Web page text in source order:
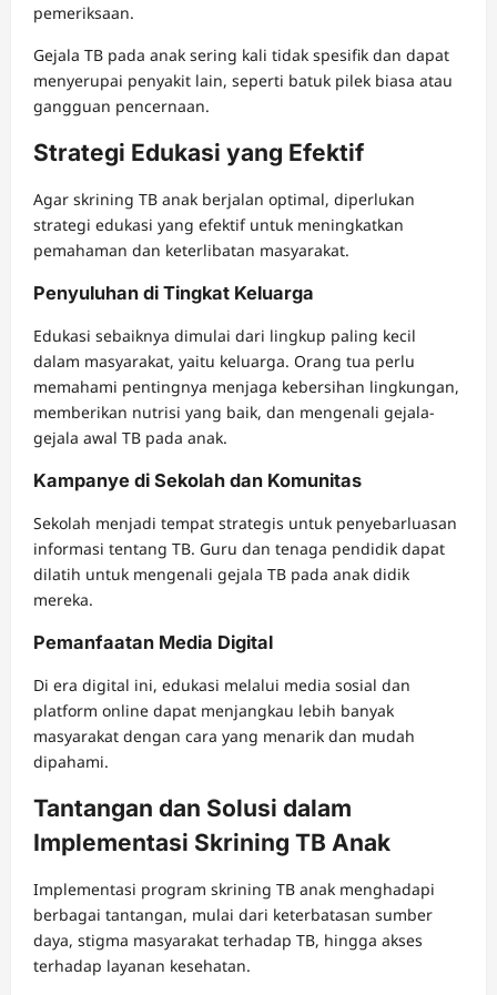
pemeriksaan.
Gejala TB pada anak sering kali tidak spesifik dan dapat
menyerupai penyakit lain, seperti batuk pilek biasa atau
gangguan pencernaan.
Strategi Edukasi yang Efektif
Agar skrining TB anak berjalan optimal, diperlukan
strategi edukasi yang efektif untuk meningkatkan
pemahaman dan keterlibatan masyarakat.
Penyuluhan di Tingkat Keluarga
Edukasi sebaiknya dimulai dari lingkup paling kecil
dalam masyarakat, yaitu keluarga. Orang tua perlu
memahami pentingnya menjaga kebersihan lingkungan,
memberikan nutrisi yang baik, dan mengenali gejala-
gejala awal TB pada anak.
Kampanye di Sekolah dan Komunitas
Sekolah menjadi tempat strategis untuk penyebarluasan
informasi tentang TB. Guru dan tenaga pendidik dapat
dilatih untuk mengenali gejala TB pada anak didik
mereka.
Pemanfaatan Media Digital
Di era digital ini, edukasi melalui media sosial dan
platform online dapat menjangkau lebih banyak
masyarakat dengan cara yang menarik dan mudah
dipahami.
Tantangan dan Solusi dalam
Implementasi Skrining TB Anak
Implementasi program skrining TB anak menghadapi
berbagai tantangan, mulai dari keterbatasan sumber
daya, stigma masyarakat terhadap TB, hingga akses
terhadap layanan kesehatan.